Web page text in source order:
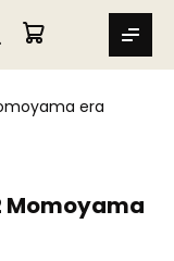
MIN VARUKORG
era
Momoyama